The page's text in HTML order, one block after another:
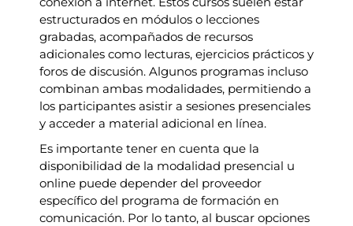
estructurados en módulos o lecciones
grabadas, acompañados de recursos
adicionales como lecturas, ejercicios prácticos y
foros de discusión. Algunos programas incluso
combinan ambas modalidades, permitiendo a
los participantes asistir a sesiones presenciales
y acceder a material adicional en línea.
Es importante tener en cuenta que la
disponibilidad de la modalidad presencial u
online puede depender del proveedor
específico del programa de formación en
comunicación. Por lo tanto, al buscar opciones